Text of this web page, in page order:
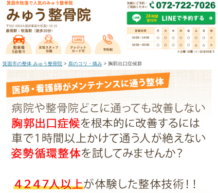
箕面市の整体 みゅう整骨院 > 肩のコリ・痛み > 胸郭出口症候群